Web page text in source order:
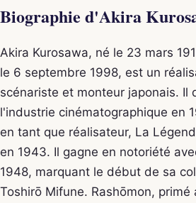
Biographie d'Akira
Akira Kurosawa, né le 23 mars
le 6 septembre 1998, est un
scénariste et monteur japonais. Il
l'industrie cinématographique en
en tant que réalisateur, La
en 1943. Il gagne en notoriété
1948, marquant le début de sa
Toshirō Mifune. Rashōmon, primé